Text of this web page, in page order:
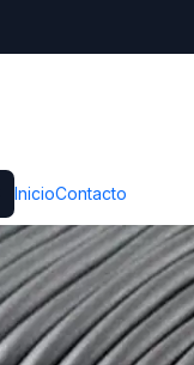
InicioContacto